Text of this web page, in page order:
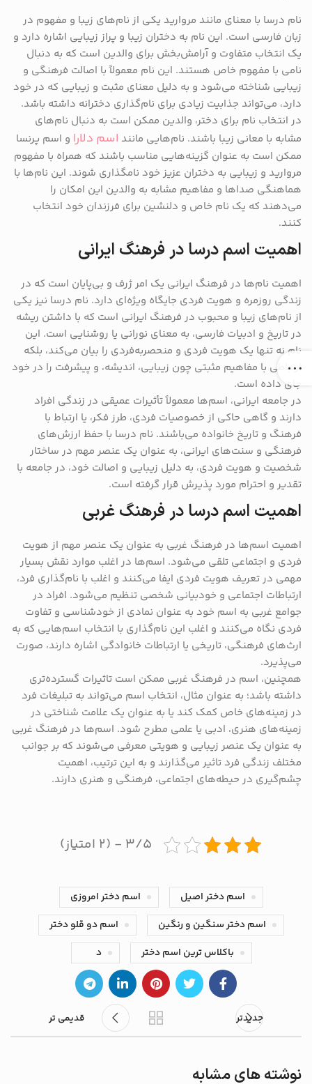
نام درسا با معنای مانند مروارید یکی از نام‌های زیبا و مفهوم در
زبان فارسی است. این نام به دختران زیبا و پراز زیبایی اشاره دارد و
یک انتخاب متفاوت و آرامش‌بخش برای والدین است که به دنبال
نامی با مفهوم خاص هستند. این نام معمولاً با اصالت فرهنگی و
زیبایی شناخته می‌شود و به دلیل معنای مثبت و زیبایی که در خود
دارد، می‌تواند جذابیت زیادی برای نام‌گذاری دخترانه داشته باشد.
در انتخاب نام برای دختر، والدین ممکن است به دنبال نام‌های
مشابه با معانی زیبا باشند. نام‌هایی مانند اسم دلارا و اسم پرنسا
ممکن است به عنوان گزینه‌هایی مناسب باشند که همراه با مفهوم
مروارید و زیبایی به دختران عزیز خود نامگذاری شوند. این نام‌ها با
هماهنگی صداها و مفاهیم مشابه به والدین این امکان را
می‌دهند که یک نام خاص و دلنشین برای فرزندان خود انتخاب
کنند.
اهمیت اسم درسا در فرهنگ ایرانی
اهمیت نام‌ها در فرهنگ ایرانی یک امر ژرف و بی‌پایان است که در
زندگی روزمره و هویت فردی جایگاه ویژه‌ای دارد. نام درسا نیز یکی
از نام‌های زیبا و محبوب در فرهنگ ایرانی است که با داشتن ریشه
در تاریخ و ادبیات فارسی، به معنای نورانی یا روشنایی است. این
نام نه تنها یک هویت فردی و منحصربه‌فردی را بیان می‌کند، بلکه
ارتباطی با مفاهیم مثبتی چون زیبایی، اندیشه، و پیشرفت را در خود
جای داده است.
در جامعه ایرانی، اسم‌ها معمولاً تأثیرات عمیقی در زندگی افراد
دارند و گاهی حاکی از خصوصیات فردی، طرز فکر، یا ارتباط با
فرهنگ و تاریخ خانواده می‌باشند. نام درسا با حفظ ارزش‌های
فرهنگی و سنت‌های ایرانی، به عنوان یک عنصر مهم در ساختار
شخصیت و هویت فردی، به دلیل زیبایی و اصالت خود، در جامعه با
تقدیر و احترام مورد پذیرش قرار گرفته است.
اهمیت اسم درسا در فرهنگ غربی
اهمیت اسم‌ها در فرهنگ غربی به عنوان یک عنصر مهم از هویت
فردی و اجتماعی تلقی می‌شود. اسم‌ها در اغلب موارد نقش بسیار
مهمی در تعریف هویت فردی ایفا می‌کنند و اغلب با نام‌گذاری فرد،
ارتباطات اجتماعی و خودبیانی شخصی تنظیم می‌شود. افراد در
جوامع غربی به اسم خود به عنوان نمادی از خودشناسی و تفاوت
فردی نگاه می‌کنند و اغلب این نام‌گذاری با انتخاب اسم‌هایی که به
ارث‌های فرهنگی، تاریخی یا ارتباطات خانوادگی اشاره دارند، صورت
می‌پذیرد.
همچنین، اسم در فرهنگ غربی ممکن است تاثیرات گسترده‌تری
داشته باشد؛ به عنوان مثال، انتخاب اسم می‌تواند به تبلیغات فرد
در زمینه‌های خاص کمک کند یا به عنوان یک علامت شناختی در
زمینه‌های هنری، ادبی یا علمی مطرح شود. اسم‌ها در فرهنگ غربی
به عنوان یک عنصر زیبایی و هویتی معرفی می‌شوند که بر جوانب
مختلف زندگی فرد تاثیر می‌گذارند و به این ترتیب، اهمیت
چشم‌گیری در حیطه‌های اجتماعی، فرهنگی و هنری دارند.
۳/۵ - (۲ امتیاز)
اسم دختر اصیل
اسم دختر امروزی
اسم دختر سنگین و رنگین
اسم دو قلو دختر
باکلاس ترین اسم دختر
د
جدیدتر قدیمی تر
نوشته های مشابه